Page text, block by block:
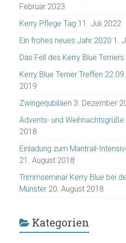
Februar 2023
Kerry Pflege Tag 11. Juli 2022
Ein frohes neues Jahr 2020 1.
Das Fell des Kerry Blue Terriers
Kerry Blue Terrier Treffen
2019
Zwingerjubiläen 3. Dezember
Advents- und Weihnachtsgrüße
2018
Einladung zum Mantrail-
21. August 2018
Trimmseminar Kerry Blue bei
Münster 20. August 2018
Kategorien